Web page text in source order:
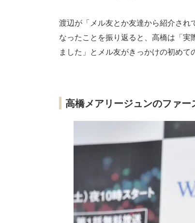
渡辺が「メル友とか友達から紹介さ
なったことを振り返ると、高橋は「
ました」とメル友がきっかけの初めて
高橋メアリージュンのファ